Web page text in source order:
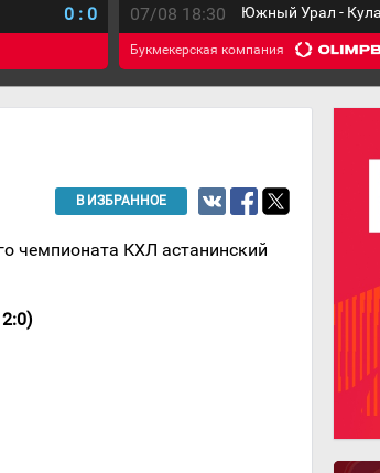
0 : 0 07/08 18:30 Южный Урал -
Букмекерская компания
В ИЗБРАННОЕ
чемпионата КХЛ астанинский